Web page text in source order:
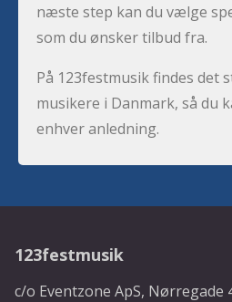
næste step kan du vælge
som du ønsker tilbud fra.
På 123festmusik findes det
musikere i Danmark, så du
enhver anledning.
123festmusik
c/o Eventzone ApS, Nørregade